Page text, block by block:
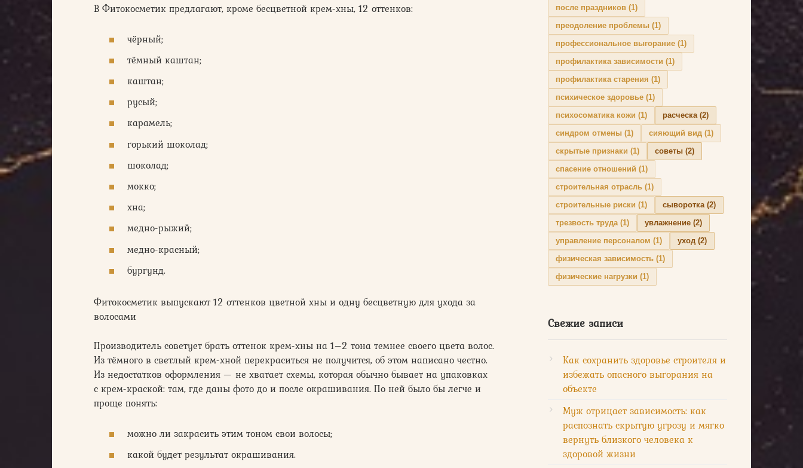
В Фитокосметик предлагают, кроме бесцветной крем-хны, 12 оттенков:
чёрный;
тёмный каштан;
каштан;
русый;
карамель;
горький шоколад;
шоколад;
мокко;
хна;
медно-рыжий;
медно-красный;
бургунд.
Фитокосметик выпускают 12 оттенков цветной хны и одну бесцветную для ухода за
волосами
Производитель советует брать оттенок крем-хны на 1–2 тона темнее своего цвета волос.
Из тёмного в светлый крем-хной перекраситься не получится, об этом написано честно.
Из недостатков оформления — не хватает схемы, которая обычно бывает на упаковках
с крем-краской: там, где даны фото до и после окрашивания. По ней было бы легче и
проще понять:
можно ли закрасить этим тоном свои волосы;
какой будет результат окрашивания.
после праздников (1)
преодоление проблемы (1)
профессиональное выгорание (1)
профилактика зависимости (1)
профилактика старения (1)
психическое здоровье (1)
психосоматика кожи (1) расческа(2)
синдром отмены (1) сияющий вид (1)
скрытые признаки (1) советы (2)
спасение отношений (1)
строительная отрасль (1)
строительные риски (1) сыворотка(2)
трезвость труда(1) увлажнение (2)
управление персоналом (1) уход (2)
физическая зависимость (1)
физические нагрузки (1)
Свежие записи
Как сохранить здоровье строителя и
избежать опасного выгорания на
объекте
Муж отрицает зависимость: как
распознать скрытую угрозу и мягко
вернуть близкого человека к
здоровой жизни